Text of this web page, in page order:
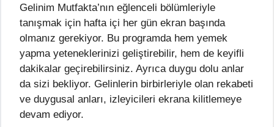
Gelinim Mutfakta’nın eğlenceli bölümleriyle
tanışmak için hafta içi her gün ekran başında
olmanız gerekiyor. Bu programda hem yemek
yapma yeteneklerinizi geliştirebilir, hem de keyifli
dakikalar geçirebilirsiniz. Ayrıca duygu dolu anlar
da sizi bekliyor. Gelinlerin birbirleriyle olan rekabeti
ve duygusal anları, izleyicileri ekrana kilitlemeye
devam ediyor.